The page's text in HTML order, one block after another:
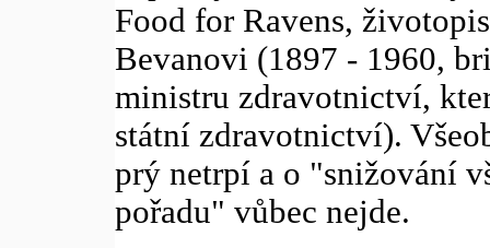
Food for Ravens,
Bevanovi (1897 - 1960,
ministru zdravotnictví,
státní zdravotnictví).
prý netrpí a o "snižování
pořadu" vůbec nejde.